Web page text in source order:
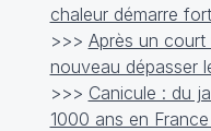
chaleur démarre fort
>>> Après un
nouveau dépasser
>>> Canicule : du
1000 ans en France